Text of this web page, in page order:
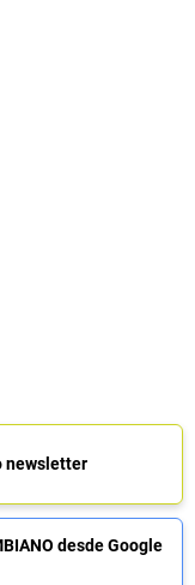
newsletter
desde Google